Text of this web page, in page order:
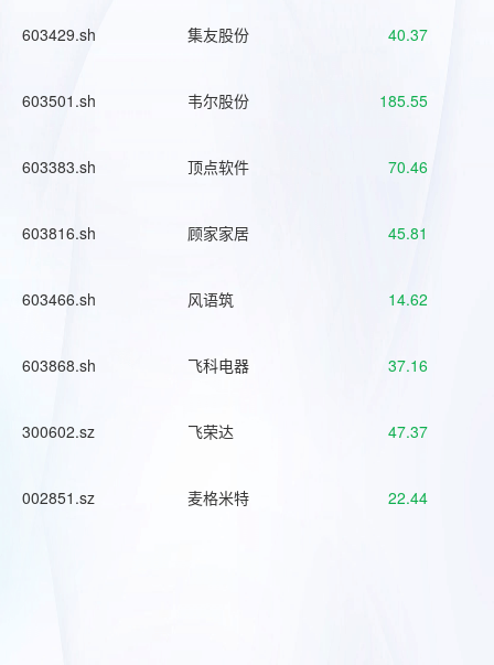
603429.sh 集友股份 40.37
603501.sh 韦尔股份 185.55
603383.sh 顶点软件 70.46
603816.sh 顾家家居 45.81
603466.sh 风语筑 14.62
603868.sh 飞科电器 37.16
300602.sz 飞荣达 47.37
002851.sz 麦格米特 22.44